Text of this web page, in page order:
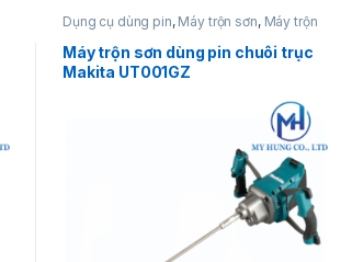
Dụng cụ dùng pin, Máy trộn sơn, Máy trộn
sơn 40V
Máy trộn sơn dùng pin chuôi trục
Makita UT001GZ